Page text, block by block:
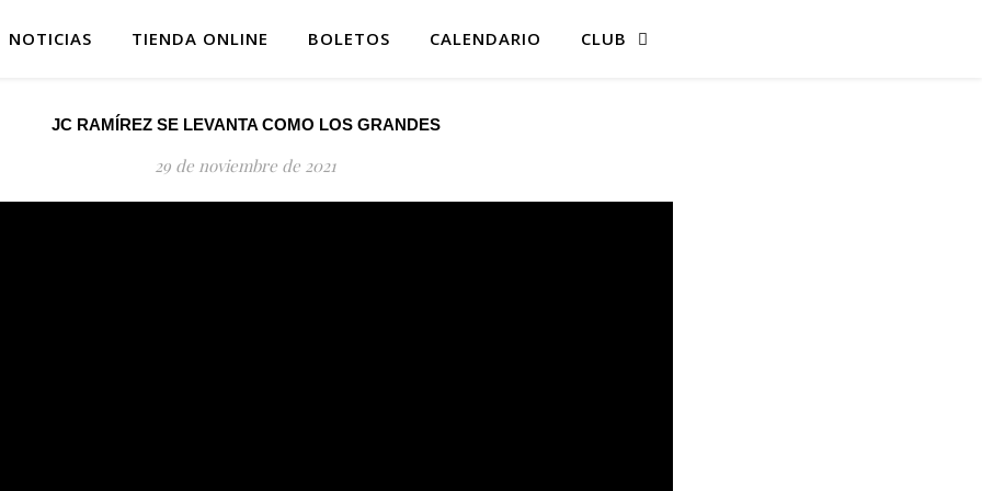
NOTICIAS TIENDA ONLINE BOLETOS CALENDARIO CLUB
JC RAMÍREZ SE LEVANTA COMO LOS GRANDES
29 de noviembre de 2021